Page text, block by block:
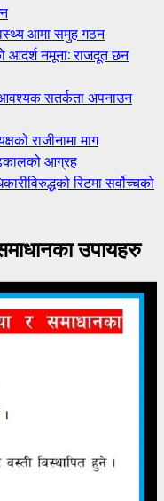
आमा समुह गठन
आदर्श नमूना: राजदूत छन
आवश्यक सतर्कता अपनाउन
राजीनामा माग
आग्रह
रिटमा सर्वोच्चको
उपायहरु